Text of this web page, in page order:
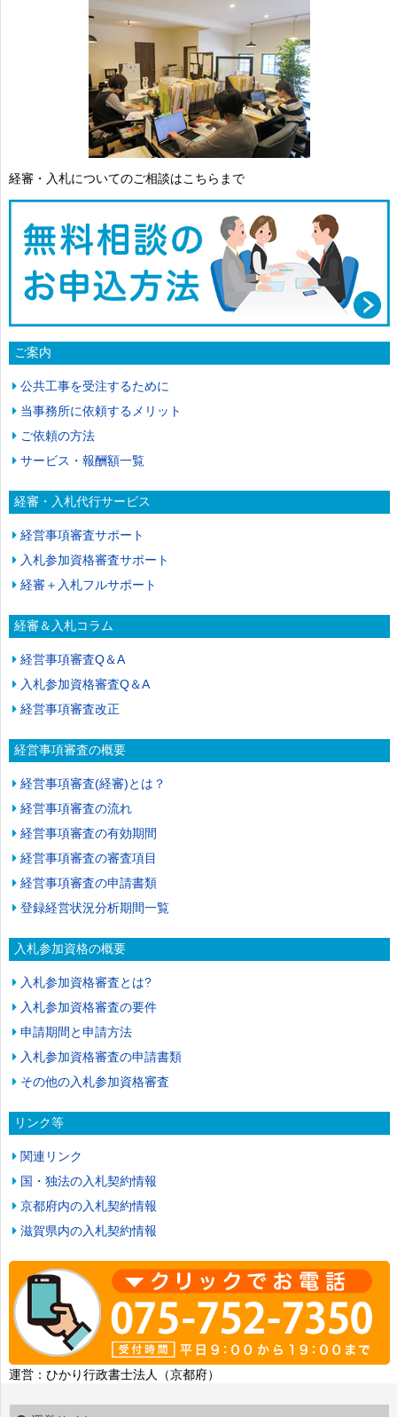
経審・入札についてのご相談はこちらまで
ご案内
公共工事を受注するために
当事務所に依頼するメリット
ご依頼の方法
サービス・報酬額一覧
経審・入札代行サービス
経営事項審査サポート
入札参加資格審査サポート
経審＋入札フルサポート
経審＆入札コラム
経営事項審査Q＆A
入札参加資格審査Q＆A
経営事項審査改正
経営事項審査の概要
経営事項審査(経審)とは？
経営事項審査の流れ
経営事項審査の有効期間
経営事項審査の審査項目
経営事項審査の申請書類
登録経営状況分析期間一覧
入札参加資格の概要
入札参加資格審査とは?
入札参加資格審査の要件
申請期間と申請方法
入札参加資格審査の申請書類
その他の入札参加資格審査
リンク等
関連リンク
国・独法の入札契約情報
京都府内の入札契約情報
滋賀県内の入札契約情報
運営：ひかり行政書士法人（京都府）